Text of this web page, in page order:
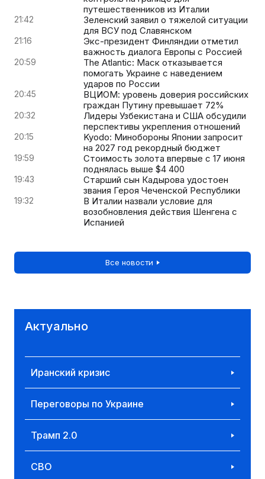
путешественников из Италии
21:42
Зеленский заявил о тяжелой ситуации
для ВСУ под Славянском
21:16
Экс-президент Финляндии отметил
важность диалога Европы с Россией
20:59
The Atlantic: Маск отказывается
помогать Украине с наведением
ударов по России
20:45
ВЦИОМ: уровень доверия российских
граждан Путину превышает 72%
20:32
Лидеры Узбекистана и США обсудили
перспективы укрепления отношений
20:15
Kyodo: Минобороны Японии запросит
на 2027 год рекордный бюджет
19:59
Стоимость золота впервые с 17 июня
поднялась выше $4 400
19:43
Старший сын Кадырова удостоен
звания Героя Чеченской Республики
19:32
В Италии назвали условие для
возобновления действия Шенгена с
Испанией
Все новости
Актуально
Иранский кризис
Переговоры по Украине
Трамп 2.0
СВО